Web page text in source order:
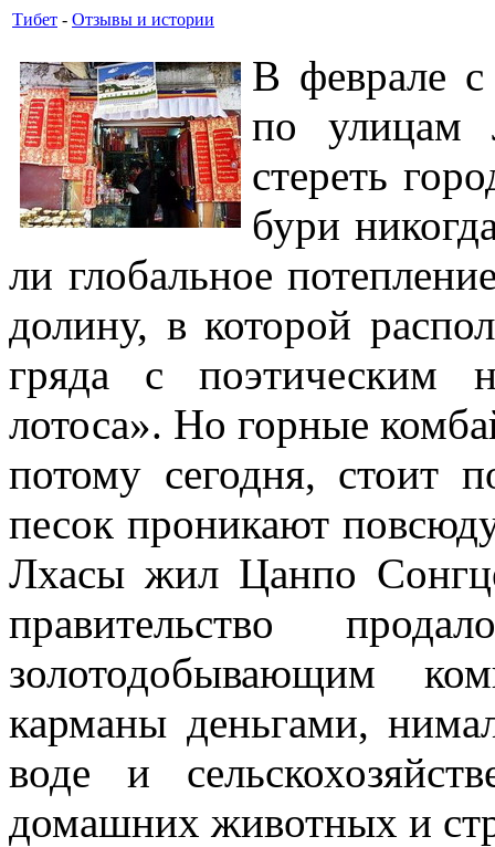
Тибет - Отзывы и истории
В феврале
по улицам
стереть
бури
ли глобальное
долину, в которой
гряда с поэтическим
лотоса». Но горные
потому сегодня, стоит
песок проникают
Лхасы жил Цанпо
правительство
золотодобывающим
карманы деньгами,
воде и
домашних животных и